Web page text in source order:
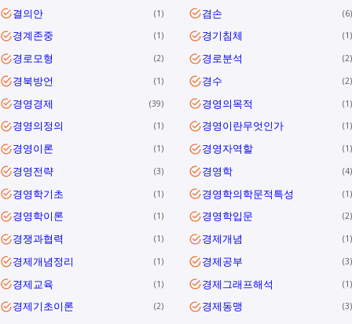
결의안 1 겸손 6
경계존중 1 경기침체 1
경로모형 2 경로분석 2
경북방언 1 경수 2
경영경제 39 경영의목적 1
경영의정의 1 경영이란무엇인가 1
경영이론 1 경영자역할 1
경영전략 3 경영학 4
경영학기초 1 경영학의학문적특성 1
경영학이론 1 경영학입문 2
경쟁과협력 1 경제개념 1
경제개념정리 1 경제공부 3
경제교육 1 경제그래프해석 1
경제기초이론 2 경제동맹 3